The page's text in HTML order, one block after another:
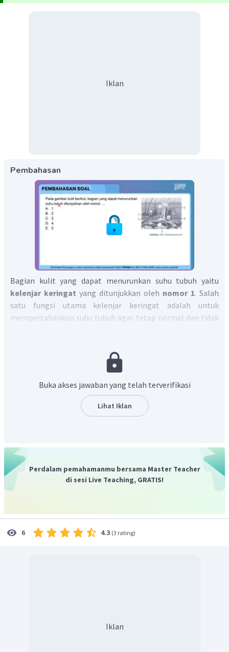
Iklan
Pembahasan
Bagian kulit yang dapat menurunkan suhu tubuh yaitu
kelenjar keringat yang ditunjukkan oleh nomor 1. Salah
satu fungsi utama kelenjar keringat adalah untuk
mempertahankan suhu tubuh agar tetap normal dan tidak
(kelenjar sebasea). Bersama dengan sebum atau minyak
alami kulit, keringat yang dihasilkan kelenjar keringat
rambut agar tidak kekeringan dan mudah rusak.
Dengan demikian, pilihan jawaban yang tepat adalah A.
Buka akses jawaban yang telah terverifikasi
Lihat Iklan
Perdalam pemahamanmu bersama Master Teacher
di sesi Live Teaching, GRATIS!
6 4.3 (3 rating)
Iklan